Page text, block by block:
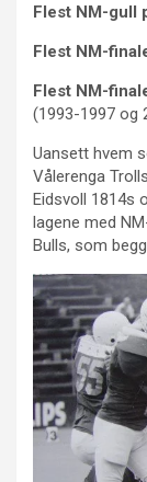
Flest NM-gull
Flest NM-
Flest NM-
(1993-1997 og
Uansett hvem
Vålerenga
Eidsvoll 1814s
lagene med
Bulls, som